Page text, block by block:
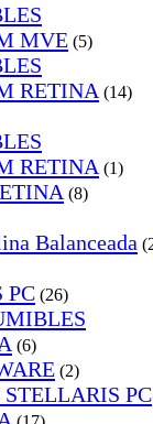
MVE (5)
RETINA (14)
RETINA (1)
(8)
Balanceada
PC (26)
(6)
(2)
STELLARIS PC